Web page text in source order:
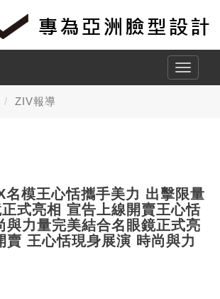
Toggle
ZIV報導
名模王心恬攜手美力 出擊限量
式亮相 宣告上線開賣王心恬
與力量完美結合名眼鏡正式亮
賣 王心恬現身展演 時尚與力